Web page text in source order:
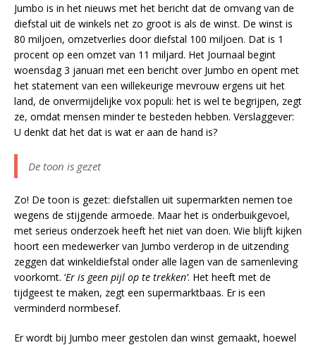
Jumbo is in het nieuws met het bericht dat de omvang van de
diefstal uit de winkels net zo groot is als de winst. De winst is
80 miljoen, omzetverlies door diefstal 100 miljoen. Dat is 1
procent op een omzet van 11 miljard. Het Journaal begint
woensdag 3 januari met een bericht over Jumbo en opent met
het statement van een willekeurige mevrouw ergens uit het
land, de onvermijdelijke vox populi: het is wel te begrijpen, zegt
ze, omdat mensen minder te besteden hebben. Verslaggever:
U denkt dat het dat is wat er aan de hand is?
De toon is gezet
Zo! De toon is gezet: diefstallen uit supermarkten nemen toe
wegens de stijgende armoede. Maar het is onderbuikgevoel,
met serieus onderzoek heeft het niet van doen. Wie blijft kijken
hoort een medewerker van Jumbo verderop in de uitzending
zeggen dat winkeldiefstal onder alle lagen van de samenleving
voorkomt. ‘Er is geen pijl op te trekken’. Het heeft met de
tijdgeest te maken, zegt een supermarktbaas. Er is een
verminderd normbesef.
Er wordt bij Jumbo meer gestolen dan winst gemaakt, hoewel